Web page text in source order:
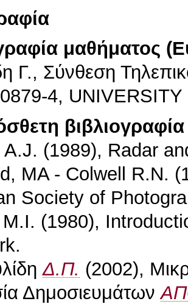
μαθήματος
Γ., Σύνθεση
4,
βιβλιογραφία
A.J. (1989), Radar
MA - Colwell R.N.
Society of
(1980),
Δ.Π. (2002),
Δημοσιευμάτων